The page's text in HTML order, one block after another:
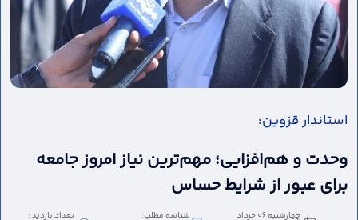
استاندار قزوین:
وحدت و هم‌افزایی؛ مهم‌ترین نیاز امروز جامعه
برای عبور از شرایط حساس
چهارشنبه 06 خرداد
شناسه مطلب:
تعداد بازدید :